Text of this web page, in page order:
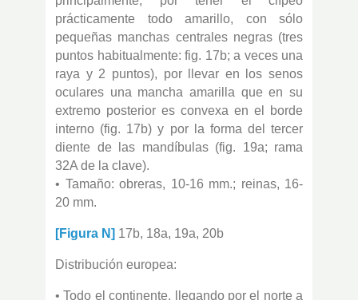
prácticamente todo amarillo, con sólo
pequeñas manchas centrales negras (tres
puntos habitualmente: fig. 17b; a veces una
raya y 2 puntos), por llevar en los senos
oculares una mancha amarilla que en su
extremo posterior es convexa en el borde
interno (fig. 17b) y por la forma del tercer
diente de las mandíbulas (fig. 19a; rama
32A de la clave).
• Tamaño: obreras, 10-16 mm.; reinas, 16-
20 mm.
[Figura N] 17b, 18a, 19a, 20b
Distribución europea:
• Todo el continente, llegando por el norte a